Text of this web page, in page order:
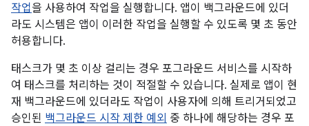
작업을 사용하여 작업을 실행합니다. 앱이 백그라운드에 있더
라도 시스템은 앱이 이러한 작업을 실행할 수 있도록 몇 초 동안
허용합니다.
태스크가 몇 초 이상 걸리는 경우 포그라운드 서비스를 시작하
여 태스크를 처리하는 것이 적절할 수 있습니다. 실제로 앱이 현
재 백그라운드에 있더라도 작업이 사용자에 의해 트리거되었고
승인된 백그라운드 시작 제한 예외 중 하나에 해당하는 경우 포